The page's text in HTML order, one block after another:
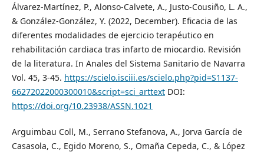
Álvarez-Martínez, P., Alonso-Calvete, A., Justo-Cousiño, L. A.,
& González-González, Y. (2022, December). Eficacia de las
diferentes modalidades de ejercicio terapéutico en
rehabilitación cardiaca tras infarto de miocardio. Revisión
de la literatura. In Anales del Sistema Sanitario de Navarra
Vol. 45, 3-45. https://scielo.isciii.es/scielo.php?pid=S1137-
66272022000300010&script=sci_arttextDOI:
https://doi.org/10.23938/ASSN.1021
Arguimbau Coll, M., Serrano Stefanova, A., Jorva García de
Casasola, C., Egido Moreno, S., Omaña Cepeda, C., & López